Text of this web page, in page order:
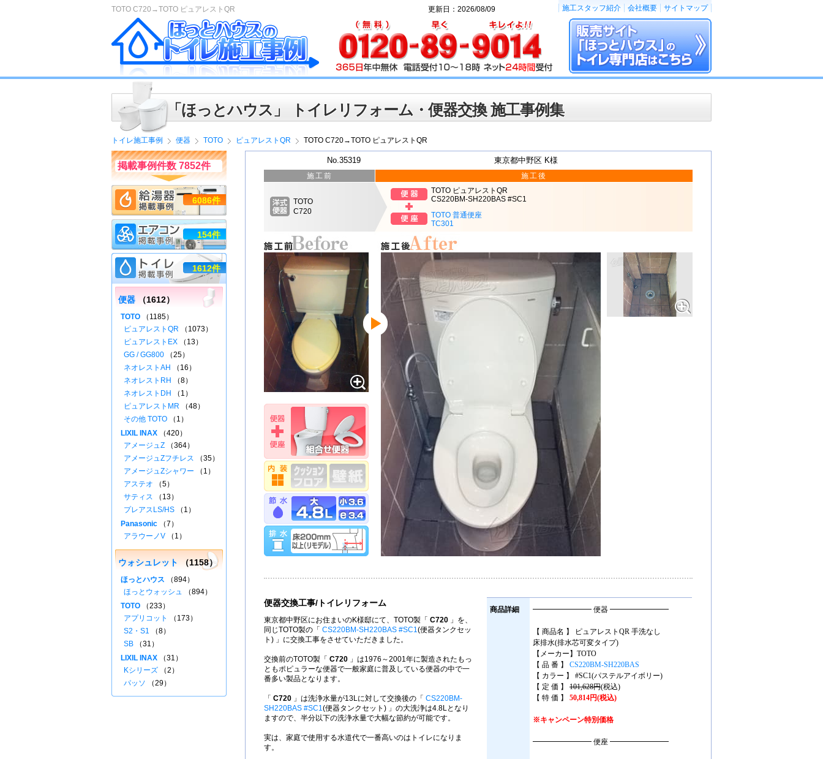
TOTO C720→TOTO ピュアレストQR
「ほっとハウス」 トイレリフォーム・便器交換 施工事例集
トイレ施工事例 便器 TOTO ピュアレストQR TOTO C720→TOTO ピュアレストQR
No.35319 東京都中野区 K様
施工前
TOTO
C720
施工後
TOTO ピュアレストQR
CS220BM-SH220BAS #SC1
TOTO 普通便座
TC301
便器交換工事/トイレリフォーム
東京都中野区にお住まいのK様邸にて、TOTO製「 C720 」を、
同じTOTO製の「 CS220BM-SH220BAS #SC1(便器タンクセッ
ト) 」に交換工事をさせていただきました。
交換前のTOTO製「 C720 」は1976～2001年に製造されたもっ
ともポピュラーな便器で一般家庭に普及している便器の中で一
番多い製品となります。
「 C720 」は洗浄水量が13Lに対して交換後の「 CS220BM-
SH220BAS #SC1(便器タンクセット) 」の大洗浄は4.8Lとなり
ますので、半分以下の洗浄水量で大幅な節約が可能です。
実は、家庭で使用する水道代で一番高いのはトイレになりま
す。
商品詳細 ━━━━━━━━ 便器 ━━━━━━━━
【 商品名 】 ピュアレストQR 手洗なし
床排水(排水芯可変タイプ)
【メーカー】TOTO
【 品 番 】 CS220BM-SH220BAS
【 カラー 】 #SC1(パステルアイボリー)
【 定 価 】 101,628円(税込)
【 特 価 】 50,814円(税込)
※キャンペーン特別価格
━━━━━━━━ 便座 ━━━━━━━━
掲載事例件数 7852件
6086件
154件
1612件
便器 （1612）
TOTO （1185）
ピュアレストQR （1073）
ピュアレストEX （13）
GG / GG800 （25）
ネオレストAH
（16）
ネオレストRH
（8）
ネオレストDH
（1）
ピュアレストMR （48）
その他 TOTO （1）
LIXIL INAX （420）
アメージュZ （364）
アメージュZフチレス （35）
アメージュZシャワー （1）
アステオ （5）
サティス （13）
プレアスLS/HS （1）
Panasonic （7）
アラウーノV （1）
ウォシュレット （1158）
ほっとハウス （894）
ほっとウォッシュ （894）
TOTO （233）
アプリコット
（173）
S2・S1 （8）
SB （31）
LIXIL INAX （31）
Kシリーズ （2）
パッソ （29）
更新日：2026/08/09 施工スタッフ紹介 会社概要 サイトマップ